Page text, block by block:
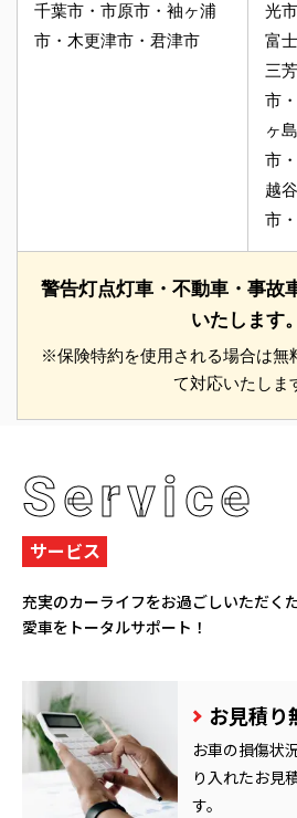
千葉市・市原市・袖ヶ浦
市・木更津市・君津市
光
富
三
市
ヶ
市
越
市
警告灯点灯車・不動車・事故
いたします。
※保険特約を使用される場合は無
て対応いたしま
Service
サービス
充実のカーライフをお過ごしいただくた
愛車をトータルサポート！
お見積り
お車の損傷状
り入れたお見
す。